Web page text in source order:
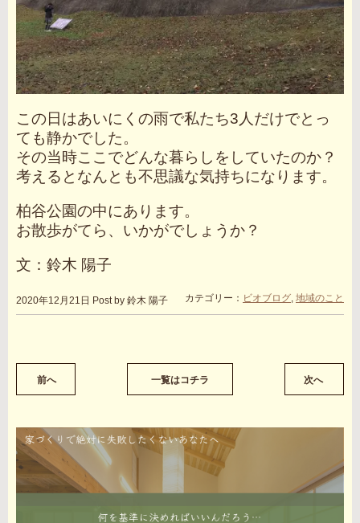
この日はあいにくの雨で私たち3人だけでとっ
ても静かでした。
その当時ここでどんな暮らしをしていたのか？
考えるとなんとも不思議な気持ちになります。
柏谷公園の中にあります。
お散歩がてら、いかがでしょうか？
文：鈴木 陽子
2020年12月21日 Post by 鈴木 陽子 カテゴリー： ビオブログ 地域のこと
前へ 一覧はコチラ 次へ